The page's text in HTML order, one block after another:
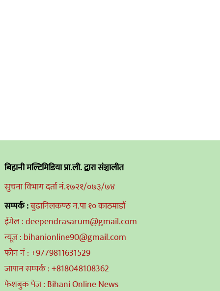
बिहानी मल्टिमिडिया प्रा.ली. द्वारा संञ्चालीत
सुचना विभाग दर्ता नं.१७२१/०७३/७४
सम्पर्क :बुढानिलकण्ठ न.पा १० काठमाडौं
ईमेल : deependrasarum@gmail.com
न्यूज : bihanionline90@gmail.com
फोन नं : +9779811631529
जापान सम्पर्क : +818048108362
फेशबुक पेज : Bihani Online News